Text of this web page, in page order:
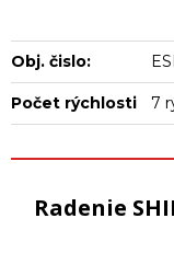
Obj. čislo:
Počet rýchlosti 7
Radenie